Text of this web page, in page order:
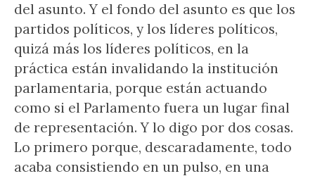
del asunto. Y el fondo del asunto es que los
partidos políticos, y los líderes políticos,
quizá más los líderes políticos, en la
práctica están invalidando la institución
parlamentaria, porque están actuando
como si el Parlamento fuera un lugar final
de representación. Y lo digo por dos cosas.
Lo primero porque, descaradamente, todo
acaba consistiendo en un pulso, en una